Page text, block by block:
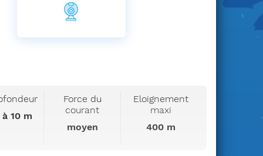
à 10 m
Force du
courant
moyen
Eloignement
maxi
400 m